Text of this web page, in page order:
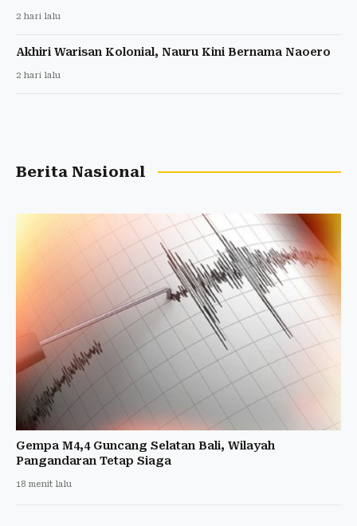
2 hari lalu
Akhiri Warisan Kolonial, Nauru Kini Bernama Naoero
2 hari lalu
Berita Nasional
Gempa M4,4 Guncang Selatan Bali, Wilayah
Pangandaran Tetap Siaga
18 menit lalu